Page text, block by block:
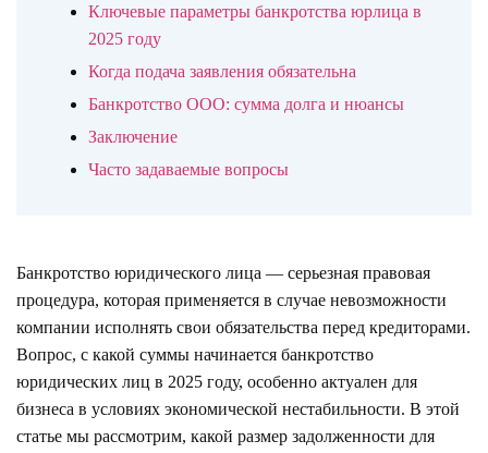
Ключевые параметры банкротства юрлица в
2025 году
Когда подача заявления обязательна
Банкротство ООО: сумма долга и нюансы
Заключение
Часто задаваемые вопросы
Банкротство юридического лица — серьезная правовая
процедура, которая применяется в случае невозможности
компании исполнять свои обязательства перед кредиторами.
Вопрос, с какой суммы начинается банкротство
юридических лиц в 2025 году, особенно актуален для
бизнеса в условиях экономической нестабильности. В этой
статье мы рассмотрим, какой размер задолженности для